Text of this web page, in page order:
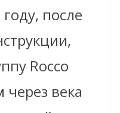
после
Rocco
через века